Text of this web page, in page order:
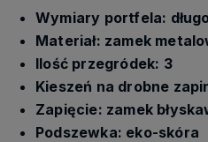
Wymiary portfela:
Materiał: zamek
Ilość przegródek: 3
Kieszeń na drobne
Zapięcie: zamek
Podszewka: eko-skóra